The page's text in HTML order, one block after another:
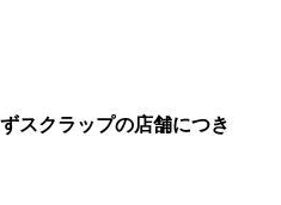
スクラップの店舗につき